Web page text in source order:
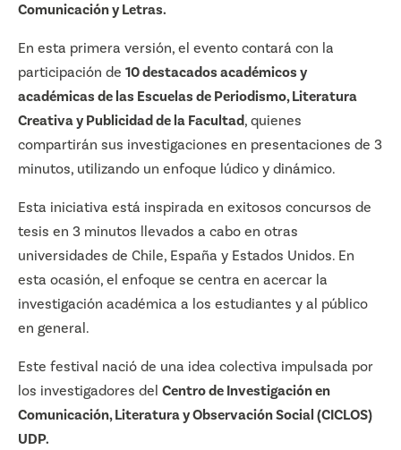
Comunicación y Letras.
En esta primera versión, el evento contará con la
participación de 10 destacados académicos y
académicas de las Escuelas de Periodismo, Literatura
Creativa y Publicidad de la Facultad, quienes
compartirán sus investigaciones en presentaciones de 3
minutos, utilizando un enfoque lúdico y dinámico.
Esta iniciativa está inspirada en exitosos concursos de
tesis en 3 minutos llevados a cabo en otras
universidades de Chile, España y Estados Unidos. En
esta ocasión, el enfoque se centra en acercar la
investigación académica a los estudiantes y al público
en general.
Este festival nació de una idea colectiva impulsada por
los investigadores del Centro de Investigación en
Comunicación, Literatura y Observación Social (CICLOS)
UDP.